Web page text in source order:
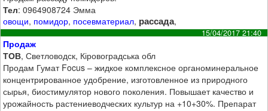
Тел: 0964908724 Эмма
овощи, помидор, посевматериал, рассада,
15/04/2017 21:40
Продаж
ТОВ, Светловодск, Кіровоградська обл
Продам Гумат Focus – жидкое комплексное органоминеральное
концентрированное удобрение, изготовленное из природного
сырья, биостимулятор нового поколения. Повышает качество и
урожайность растениеводческих культур на +10+30%. Препарат